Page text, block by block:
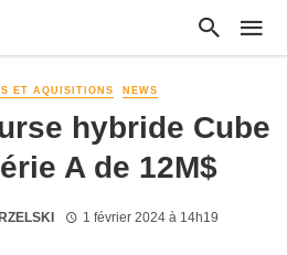
ET AQUISITIONS NEWS
hybride Cube
A de 12M$
1 février 2024 à 14h19